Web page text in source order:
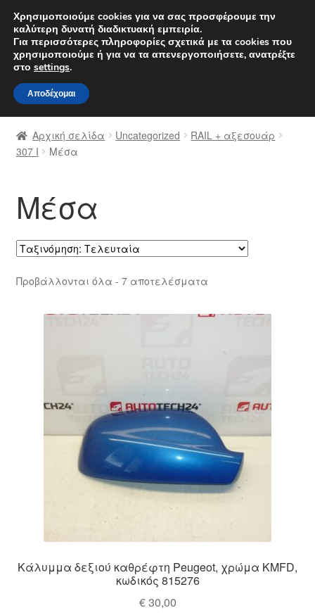
ΑΠΟΣΤΟΛΗ από 7 EUR
Δευτέρα-Παρ. 9 π.μ. - 4 μ.μ.
Απευθείας
μετάβαση
στην
πλοήγηση
Μετάβαση
σε
περιεχόμενο
Αρχική
Διαδικασία Παραπόνων
Καροτσάκι
Μεταφορά
Παγκόσμια αποστολή
Πολιτική Απορρήτου
Αρχική σελίδα Uncategorized
RAIL + αξεσουάρ
307 Ι
Μέσα
Μέσα
Προβάλλονται όλα - 7 αποτελέσματαSorted
latest
Κάλυμμα δεξιού καθρέφτη Peugeot, χρώμα KMFD,
κωδικός 815276
€30,00
Χρησιμοποιούμε cookies για να σας προσφέρουμε την
καλύτερη δυνατή διαδικτυακή εμπειρία.
Για περισσότερες πληροφορίες σχετικά με τα cookies που
χρησιμοποιούμε ή για να τα απενεργοποιήσετε, ανατρέξτε
στο settings.
Αποδέχομαι